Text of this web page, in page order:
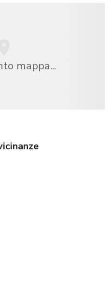
mappa...